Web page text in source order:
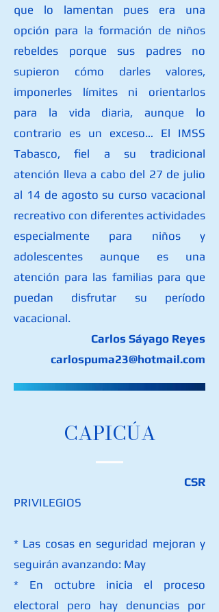
que lo lamentan pues era una
opción para la formación de niños
rebeldes porque sus padres no
supieron cómo darles valores,
imponerles límites ni orientarlos
para la vida diaria, aunque lo
contrario es un exceso… El IMSS
Tabasco, fiel a su tradicional
atención lleva a cabo del 27 de julio
al 14 de agosto su curso vacacional
recreativo con diferentes actividades
especialmente para niños y
adolescentes aunque es una
atención para las familias para que
puedan disfrutar su período
vacacional.
Carlos Sáyago Reyes
carlospuma23@hotmail.com
​CAPICÚA
CSR
PRIVILEGIOS
* Las cosas en seguridad mejoran y
seguirán avanzando: May
* En octubre inicia el proceso
electoral pero hay denuncias por